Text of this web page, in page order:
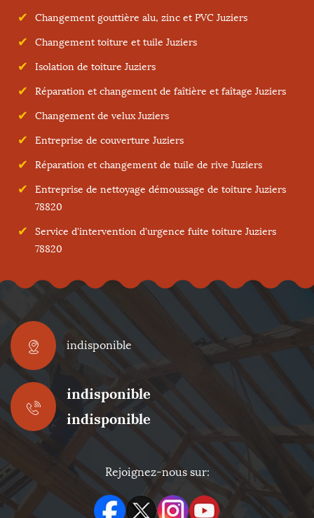
Changement gouttière alu, zinc et PVC Juziers
Changement toiture et tuile Juziers
Isolation de toiture Juziers
Réparation et changement de faîtière et faîtage Juziers
Changement de velux Juziers
Entreprise de couverture Juziers
Réparation et changement de tuile de rive Juziers
Entreprise de nettoyage démoussage de toiture Juziers
78820
Service d'intervention d'urgence fuite toiture Juziers
78820
indisponible
indisponible
indisponible
Rejoignez-nous sur: